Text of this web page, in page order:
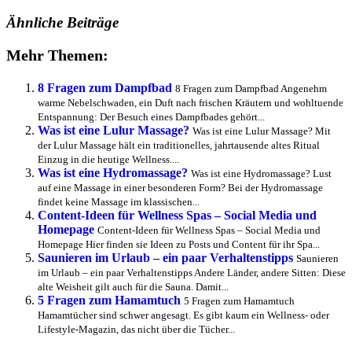
Ähnliche Beiträge
Mehr Themen:
8 Fragen zum Dampfbad 8 Fragen zum Dampfbad Angenehm
warme Nebelschwaden, ein Duft nach frischen Kräutern und wohltuende
Entspannung: Der Besuch eines Dampfbades gehört...
Was ist eine Lulur Massage? Was ist eine Lulur Massage? Mit
der Lulur Massage hält ein traditionelles, jahrtausende altes Ritual
Einzug in die heutige Wellness....
Was ist eine Hydromassage? Was ist eine Hydromassage? Lust
auf eine Massage in einer besonderen Form? Bei der Hydromassage
findet keine Massage im klassischen...
Content-Ideen für Wellness Spas – Social Media und
Homepage Content-Ideen für Wellness Spas – Social Media und
Homepage Hier finden sie Ideen zu Posts und Content für ihr Spa...
Saunieren im Urlaub – ein paar Verhaltenstipps Saunieren
im Urlaub – ein paar Verhaltenstipps Andere Länder, andere Sitten: Diese
alte Weisheit gilt auch für die Sauna. Damit...
5 Fragen zum Hamamtuch 5 Fragen zum Hamamtuch
Hamamtücher sind schwer angesagt. Es gibt kaum ein Wellness- oder
Lifestyle-Magazin, das nicht über die Tücher...